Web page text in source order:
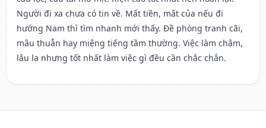
Người đi xa chưa có tin về. Mất tiền, mất của nếu đi
hướng Nam thì tìm nhanh mới thấy. Đề phòng tranh cãi,
mâu thuẫn hay miệng tiếng tầm thường. Việc làm chậm,
lâu la nhưng tốt nhất làm việc gì đều cần chắc chắn.